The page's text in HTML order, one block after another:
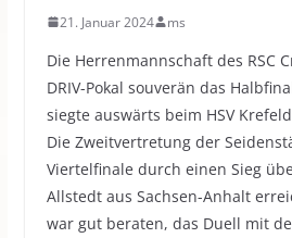
21. Januar 2024 ms
Die Herrenmannschaft des RSC
DRIV-Pokal souverän das
siegte auswärts beim HSV
Die Zweitvertretung der
Viertelfinale durch einen Sieg
Allstedt aus Sachsen-Anhalt
war gut beraten, das Duell mit